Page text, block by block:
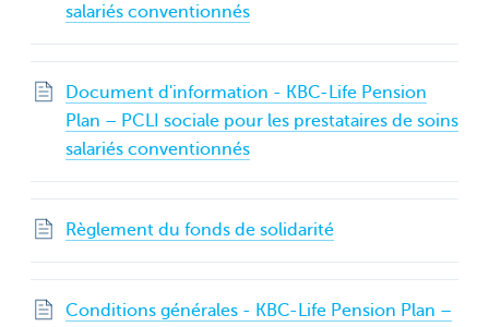
salariés conventionnés
Document d'information - KBC-Life Pension
Plan – PCLI sociale pour les prestataires de soins
salariés conventionnés
Règlement du fonds de solidarité
Conditions générales - KBC-Life Pension Plan –